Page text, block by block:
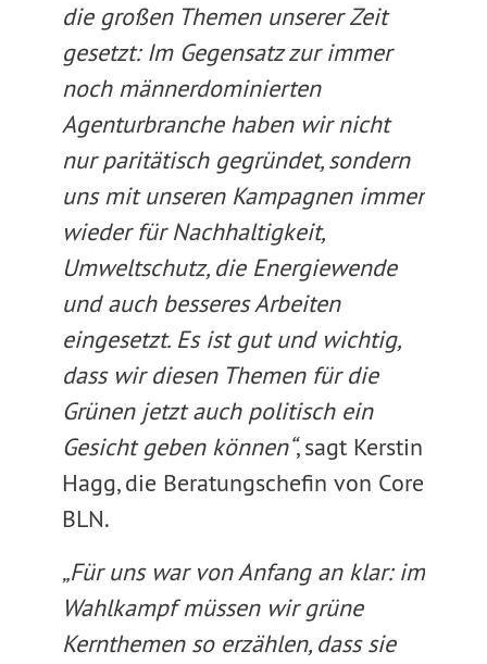
die großen Themen unserer Zeit
gesetzt: Im Gegensatz zur immer
noch männerdominierten
Agenturbranche haben wir nicht
nur paritätisch gegründet, sondern
uns mit unseren Kampagnen immer
wieder für Nachhaltigkeit,
Umweltschutz, die Energiewende
und auch besseres Arbeiten
eingesetzt. Es ist gut und wichtig,
dass wir diesen Themen für die
Grünen jetzt auch politisch ein
Gesicht geben können“, sagt Kerstin
Hagg, die Beratungschefin von Core
BLN.
„Für uns war von Anfang an klar: im
Wahlkampf müssen wir grüne
Kernthemen so erzählen, dass sie